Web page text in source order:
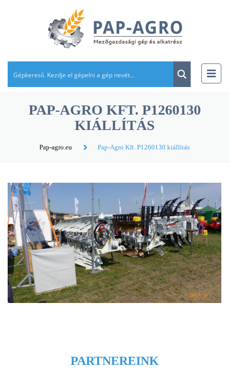
PAP-AGRO KFT. P1260130
KIÁLLÍTÁS
Pap-agro.eu Pap-Agro Kft. P1260130 kiállítás
PARTNEREINK